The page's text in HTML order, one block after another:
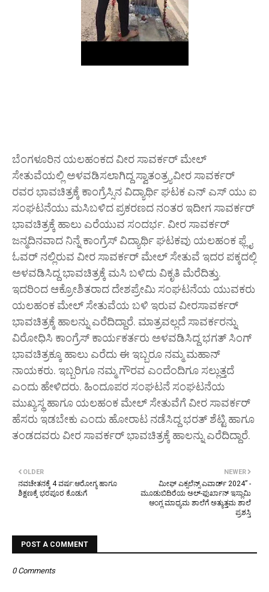
ಬೆಂಗಳೂರಿನ ಯಲಹಂಕದ ವೀರ ಸಾವರ್ಕರ್ ಮೇಲ್
ಸೇತುವೆಯಲ್ಲಿ ಅಳವಡಿಸಲಾಗಿದ್ದ ಸ್ವಾತಂತ್ರ್ಯವೀರ ಸಾವರ್ಕರ್
ರವರ ಭಾವಚಿತ್ರಕ್ಕೆ ಕಾಂಗ್ರೆಸ್ಸಿನ ವಿದ್ಯಾರ್ಥಿ ಘಟಕ ಎನ್ ಎಸ್ ಯು ಐ
ಸಂಘಟನೆಯು ಮಸಿಬಳಿದ ಪ್ರಕರಣದ ನಂತರ ಇದೀಗ ಸಾವರ್ಕರ್
ಭಾವಚಿತ್ರಕ್ಕೆ ಹಾಲು ಎರೆಯುವ ಸಂದರ್ಭ. ವೀರ ಸಾವರ್ಕರ್
ಜನ್ಮದಿನವಾದ ನಿನ್ನೆ ಕಾಂಗ್ರೆಸ್ ವಿದ್ಯಾರ್ಥಿ ಘಟಕವು ಯಲಹಂಕ ಫ್ಲೈ
ಓವರ್ ನಲ್ಲಿರುವ ವೀರ ಸಾವರ್ಕರ್ ಮೇಲ್ ಸೇತುವೆ ಇದರ ಪಕ್ಕದಲ್ಲಿ
ಅಳವಡಿಸಿದ್ದ ಭಾವಚಿತ್ರಕ್ಕೆ ಮಸಿ ಬಳಿದು ವಿಕೃತಿ ಮೆರೆದಿತ್ತು.
ಇದರಿಂದ ಆಕ್ರೋಶಿತರಾದ ದೇಶಪ್ರೇಮಿ ಸಂಘಟನೆಯ ಯುವಕರು
ಯಲಹಂಕ ಮೇಲ್ ಸೇತುವೆಯ ಬಳಿ ಇರುವ ವೀರಸಾವರ್ಕರ್
ಭಾವಚಿತ್ರಕ್ಕೆ ಹಾಲನ್ನು ಎರೆದಿದ್ದಾರೆ. ಮಾತ್ರವಲ್ಲದೆ ಸಾವರ್ಕರನ್ನು
ವಿರೋಧಿಸಿ ಕಾಂಗ್ರೆಸ್ ಕಾರ್ಯಕರ್ತರು ಅಳವಡಿಸಿದ್ದ ಭಗತ್ ಸಿಂಗ್
ಭಾವಚಿತ್ರಕ್ಕೂ ಹಾಲು ಎರೆದು ಈ ಇಬ್ಬರೂ ನಮ್ಮ ಮಹಾನ್
ನಾಯಕರು. ಇಬ್ಬರಿಗೂ ನಮ್ಮ ಗೌರವ ಎಂದೆಂದಿಗೂ ಸಲ್ಲುತ್ತದೆ
ಎಂದು ಹೇಳಿದರು. ಹಿಂದೂಪರ ಸಂಘಟನೆ ಸಂಘಟನೆಯ
ಮುಖ್ಯಸ್ಥ ಹಾಗೂ ಯಲಹಂಕ ಮೇಲ್ ಸೇತುವೆಗೆ ವೀರ ಸಾವರ್ಕರ್
ಹೆಸರು ಇಡಬೇಕು ಎಂದು ಹೋರಾಟ ನಡೆಸಿದ್ದ ಭರತ್ ಶೆಟ್ಟಿ ಹಾಗೂ
ತಂಡದವರು ವೀರ ಸಾವರ್ಕರ್ ಭಾವಚಿತ್ರಕ್ಕೆ ಹಾಲನ್ನು ಎರೆದಿದ್ದಾರೆ.
NEWER
ಮೀಫ್ ಎಕ್ಸಲೆನ್ಸ್ ಎವಾರ್ಡ್ 2024” -
ಮೂಡುಬಿದಿರೆಯ ಅಲ್-ಫುರ್ಖಾನ್ ಇಸ್ಲಾಮಿ
ಆಂಗ್ಲ ಮಾಧ್ಯಮ ಶಾಲೆಗೆ ಅತ್ಯುತ್ತಮ ಶಾಲೆ
ಪ್ರಶಸ್ತಿ
OLDER
ನವಚೇತನಕ್ಕೆ 4 ವರ್ಷ:ಆರೋಗ್ಯ ಹಾಗೂ
ಶಿಕ್ಷಣಕ್ಕೆ ಭರಪೂರ ಕೊಡುಗೆ
POST A COMMENT
0 Comments